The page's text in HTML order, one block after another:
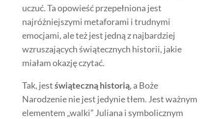
uczuć. Ta opowieść przepełniona jest
najróżniejszymi metaforami i trudnymi
emocjami, ale też jest jedną z najbardziej
wzruszających świątecznych historii, jakie
miałam okazję czytać.
Tak, jestświąteczną historią, a Boże
Narodzenie nie jest jedynie tłem. Jest ważnym
elementem „walki” Juliana i symbolicznym